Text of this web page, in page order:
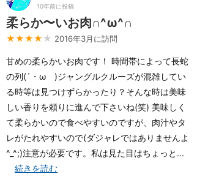
10年前に投稿
柔らか〜いお肉∩^ω^∩
★★★★ ★ 2016年3月に訪問
甘めの柔らかいお肉です！ 時間帯によって長蛇
の列(´・ωゞ)ジャングルクルーズが混雑してい
る時等は見つけずらかったり？そんな時は美味
しい香りを頼りに進んで下さいね(笑) 美味しく
て柔らかいので食べやすいのですが、肉汁やタ
レがたれやすいので(ダジャレではありませんよ
^_^;)注意が必要です。私は見た目はちょっと...
続きを読む